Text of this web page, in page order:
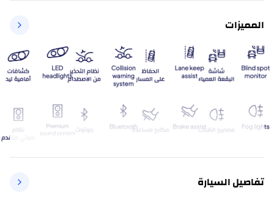
المميزات
تفاصيل السيارة